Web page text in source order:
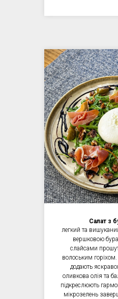
Салат з
легкий та
вершковою
слайсами
волоським горіхом.
додають
оливкова олія та
підкреслюють
мікрозелень